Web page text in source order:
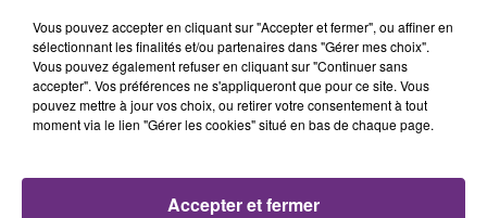
Célibataires :Cette période sera une aubaine pour les
célibataires et les coeurs solitaires. Brusquement,
votre existence changera du tout au tout, car vous
aurez sans aucun doute une aventure excitante à
femme) de votre vie.
Vous pouvez accepter en cliquant sur "Accepter et fermer", ou affiner en
sélectionnant les finalités et/ou partenaires dans "Gérer mes choix".
Vous pouvez également refuser en cliquant sur "Continuer sans
accepter". Vos préférences ne s'appliqueront que pour ce site. Vous
pouvez mettre à jour vos choix, ou retirer votre consentement à tout
moment via le lien "Gérer les cookies" situé en bas de chaque page.
Accepter et fermer